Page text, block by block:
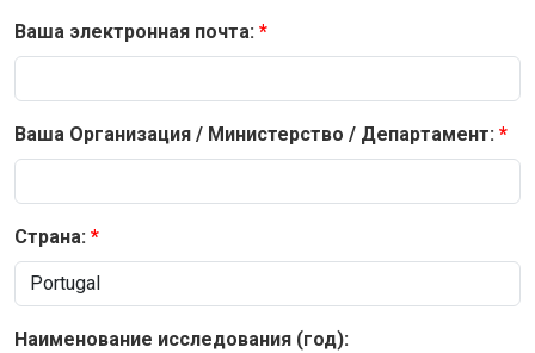
Ваша электронная почта:
Ваша Организация / Министерство / Департамент:
Страна:
Наименование исследования (год):